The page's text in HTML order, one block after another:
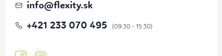
info@flexity.sk
+421 233 070 495